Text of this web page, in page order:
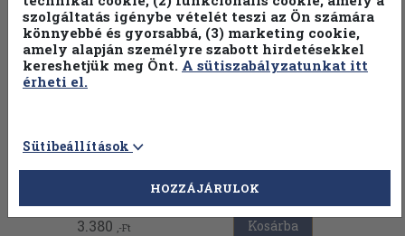
Vissza az előző oldalra
3.380 ,-Ft Kosárba
szolgáltatás igénybe vételét teszi az Ön számára
könnyebbé és gyorsabbá, (3) marketing cookie,
amely alapján személyre szabott hirdetésekkel
kereshetjük meg Önt. A sütiszabályzatunkat itt
érheti el.
Sütibeállítások
HOZZÁJÁRULOK